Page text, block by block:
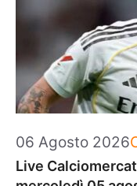
06 Agosto 2026
Live